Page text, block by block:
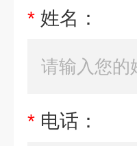
* 姓名：
* 电话：